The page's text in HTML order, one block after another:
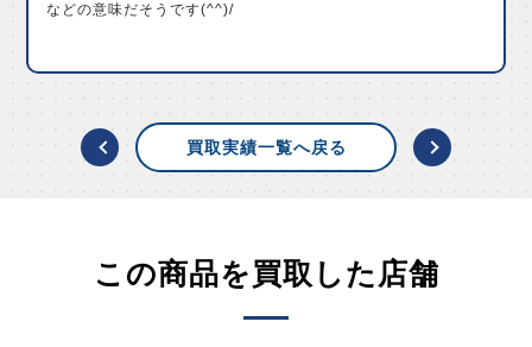
などの意味だそうです(^^)/
買取実績一覧へ戻る
この商品を買取した店舗